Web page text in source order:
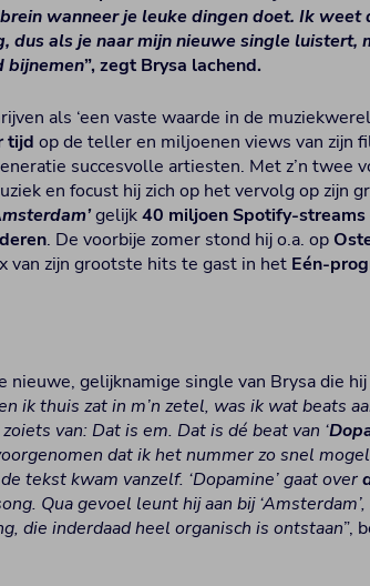
wanneer je leuke dingen doet. Ik
dus als je naar mijn nieuwe single luistert,
bijnemen”, zegt Brysa lachend.
als ‘een vaste waarde in de
tijd op de teller en miljoenen views van zijn
succesvolle artiesten. Met z’n twee
en focust hij zich op het vervolg op zijn
gelijk40 miljoen Spotify-streams
. De voorbije zomer stond hij o.a. op
van zijn grootste hits te gast in het Eén-
nieuwe, gelijknamige single van Brysa die
ik thuis zat in m’n zetel, was ik wat beats
van: Dat is em. Dat is dé beat van ‘
dat ik het nummer zo snel
tekst kwam vanzelf. ‘Dopamine’ gaat over
Qua gevoel leunt hij aan bij
die inderdaad heel organisch is ontstaan”,